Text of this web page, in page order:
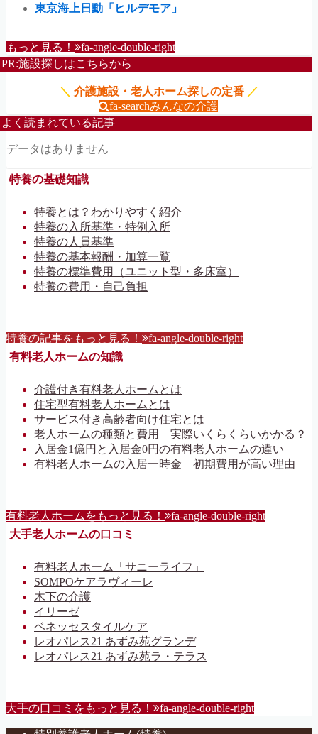
東京海上日動「ヒルデモア」
もっと見る！ fa-angle-double-right
PR:施設探しはこちらから
＼ 介護施設・老人ホーム探しの定番 ／
fa-searchみんなの介護
よく読まれている記事
データはありません
特養の基礎知識
特養とは？わかりやすく紹介
特養の入所基準・特例入所
特養の人員基準
特養の基本報酬・加算一覧
特養の標準費用（ユニット型・多床室）
特養の費用・自己負担
特養の記事をもっと見る！ fa-angle-double-right
有料老人ホームの知識
介護付き有料老人ホームとは
住宅型有料老人ホームとは
サービス付き高齢者向け住宅とは
老人ホームの種類と費用 実際いくらくらいかかる？
入居金1億円と入居金0円の有料老人ホームの違い
有料老人ホームの入居一時金 初期費用が高い理由
有料老人ホームをもっと見る！ fa-angle-double-right
大手老人ホームの口コミ
有料老人ホーム「サニーライフ」
SOMPOケアラヴィーレ
木下の介護
イリーゼ
ベネッセスタイルケア
レオパレス21 あずみ苑グランデ
レオパレス21 あずみ苑ラ・テラス
大手の口コミをもっと見る！ fa-angle-double-right